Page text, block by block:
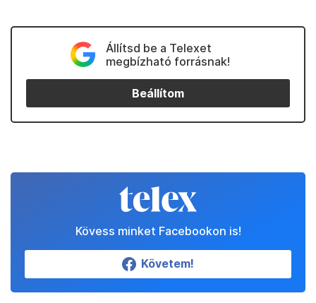
Állítsd be a Telexet
megbízható forrásnak!
Beállítom
Kövess minket Facebookon is!
Követem!